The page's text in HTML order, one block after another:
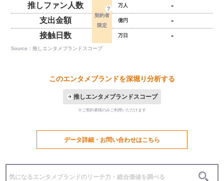
推しファン人数 万人
-
支出金額
億円
-
接触日数
万日 -
Source：推しエンタメブランドスコープ
このエンタメブランドを深堀り分析する
推しエンタメブランドスコープ
※ご契約者様のみご利用いただけます
データ詳細・お問い合わせはこちら